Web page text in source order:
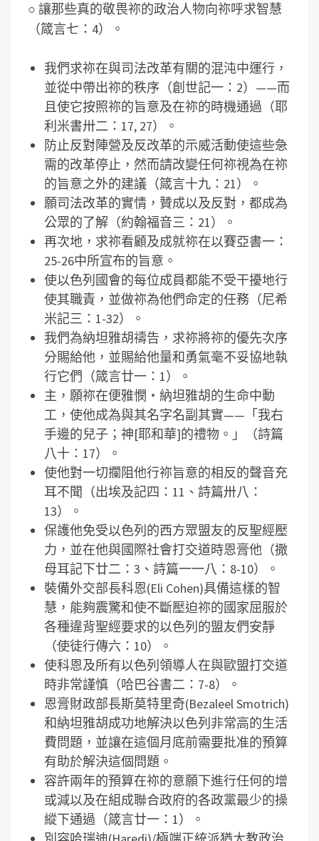
○ 讓那些真的敬畏祢的政治人物向祢呼求智慧
（箴言七：4）。
我們求祢在與司法改革有關的混沌中運行，
並從中帶出祢的秩序（創世記一：2）——而
且使它按照祢的旨意及在祢的時機通過（耶
利米書卅二：17, 27）。
防止反對陣營及反改革的示威活動使這些急
需的改革停止，然而請改變任何祢視為在祢
的旨意之外的建議（箴言十九：21）。
願司法改革的實情，贊成以及反對，都成為
公眾的了解（約翰福音三：21）。
再次地，求祢看顧及成就祢在以賽亞書一：
25-26中所宣布的旨意。
使以色列國會的每位成員都能不受干擾地行
使其職責，並做祢為他們命定的任務（尼希
米記三：1-32）。
我們為納坦雅胡禱告，求祢將祢的優先次序
分賜給他，並賜給他量和勇氣毫不妥協地執
行它們（箴言廿一：1）。
主，願祢在便雅憫‧納坦雅胡的生命中動
工，使他成為與其名字名副其實——「我右
手邊的兒子；神[耶和華]的禮物。」（詩篇
八十：17）。
使他對一切攔阻他行祢旨意的相反的聲音充
耳不聞（出埃及記四：11、詩篇卅八：
13）。
保護他免受以色列的西方眾盟友的反聖經壓
力，並在他與國際社會打交道時恩膏他（撒
母耳記下廿二：3、詩篇一一八：8-10）。
裝備外交部長科恩(Eli Cohen)具備這樣的智
慧，能夠震驚和使不斷壓迫祢的國家屈服於
各種違背聖經要求的以色列的盟友們安靜
（使徒行傳六：10）。
使科恩及所有以色列領導人在與歐盟打交道
時非常謹慎（哈巴谷書二：7-8）。
恩膏財政部長斯莫特里奇(Bezaleel Smotrich)
和納坦雅胡成功地解決以色列非常高的生活
費問題，並讓在這個月底前需要批准的預算
有助於解決這個問題。
容許兩年的預算在祢的意願下進行任何的增
或減以及在組成聯合政府的各政黨最少的操
縱下通過（箴言廿一：1）。